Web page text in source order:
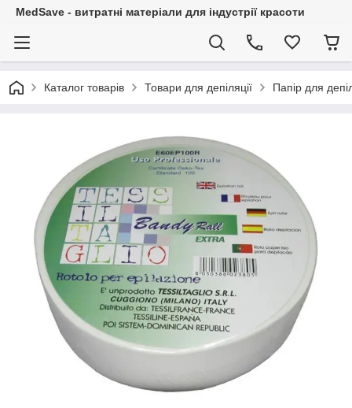
MedSave - витратні матеріали для індустрії красоти
Каталог товарів Товари для депіляції Папір для